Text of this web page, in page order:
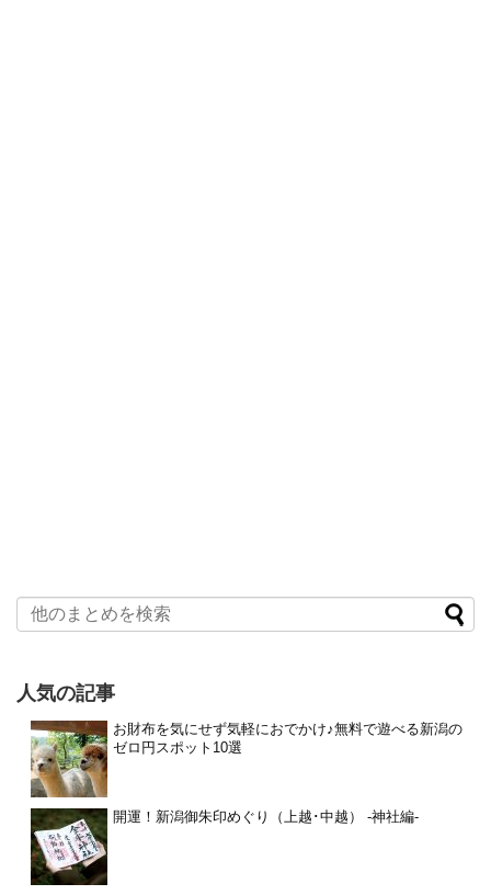
人気の記事
お財布を気にせず気軽におでかけ♪無料で遊べる新潟の
ゼロ円スポット10選
開運！新潟御朱印めぐり（上越･中越） -神社編-